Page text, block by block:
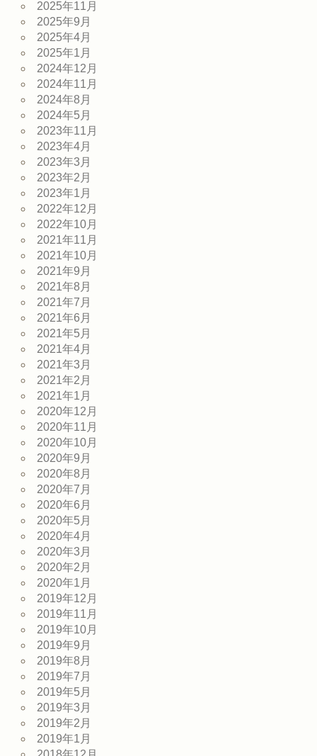
2025年11月
2025年9月
2025年4月
2025年1月
2024年12月
2024年11月
2024年8月
2024年5月
2023年11月
2023年4月
2023年3月
2023年2月
2023年1月
2022年12月
2022年10月
2021年11月
2021年10月
2021年9月
2021年8月
2021年7月
2021年6月
2021年5月
2021年4月
2021年3月
2021年2月
2021年1月
2020年12月
2020年11月
2020年10月
2020年9月
2020年8月
2020年7月
2020年6月
2020年5月
2020年4月
2020年3月
2020年2月
2020年1月
2019年12月
2019年11月
2019年10月
2019年9月
2019年8月
2019年7月
2019年5月
2019年3月
2019年2月
2019年1月